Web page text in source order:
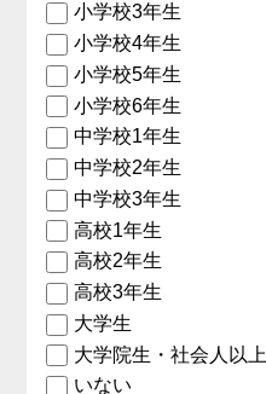
小学校3年生
小学校4年生
小学校5年生
小学校6年生
中学校1年生
中学校2年生
中学校3年生
高校1年生
高校2年生
高校3年生
大学生
大学院生・社会人以上
いない